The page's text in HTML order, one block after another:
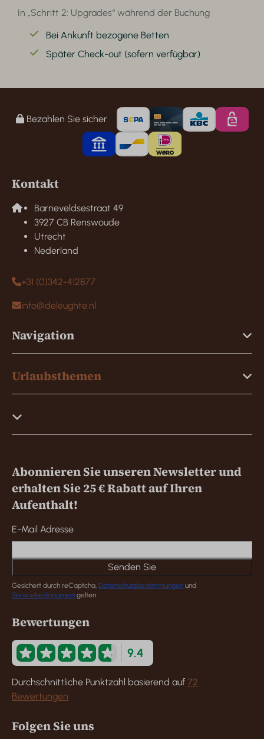
In „Schritt 2: Upgrades“ während der Buchung
Bei Ankunft bezogene Betten
Später Check-out (sofern verfügbar)
Bezahlen Sie sicher
Kontakt
Barneveldsestraat 49
3927 CB Renswoude
Utrecht
Nederland
+31 (0)342-412877
info@deleughte.nl
Navigation
Urlaubsthemen
Abonnieren Sie unseren Newsletter und
erhalten Sie 25 € Rabatt auf Ihren
Aufenthalt!
E-Mail Adresse
Senden Sie
Gesichert durch reCaptcha, Datenschutzbestimmungen und
Servicebedingungen gelten.
Bewertungen
9.4
Durchschnittliche Punktzahl basierend auf 72
Bewertungen
Folgen Sie uns